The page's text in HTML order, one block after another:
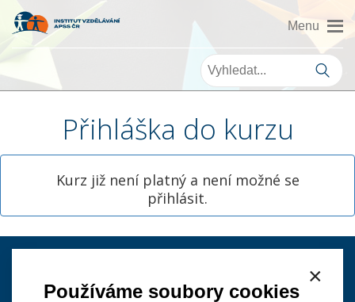
×
Používáme soubory cookies
Přihláška do kurzu
Kurz již není platný a není možné se
přihlásit.
Kontakt